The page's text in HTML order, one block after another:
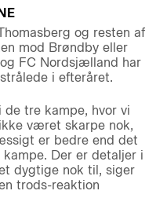
og resten af
mod Brøndby eller
FC Nordsjælland har
i efteråret.
tre kampe, hvor vi
været skarpe nok,
er bedre end det
Der er detaljer i
dygtige nok til, siger
trods-reaktion